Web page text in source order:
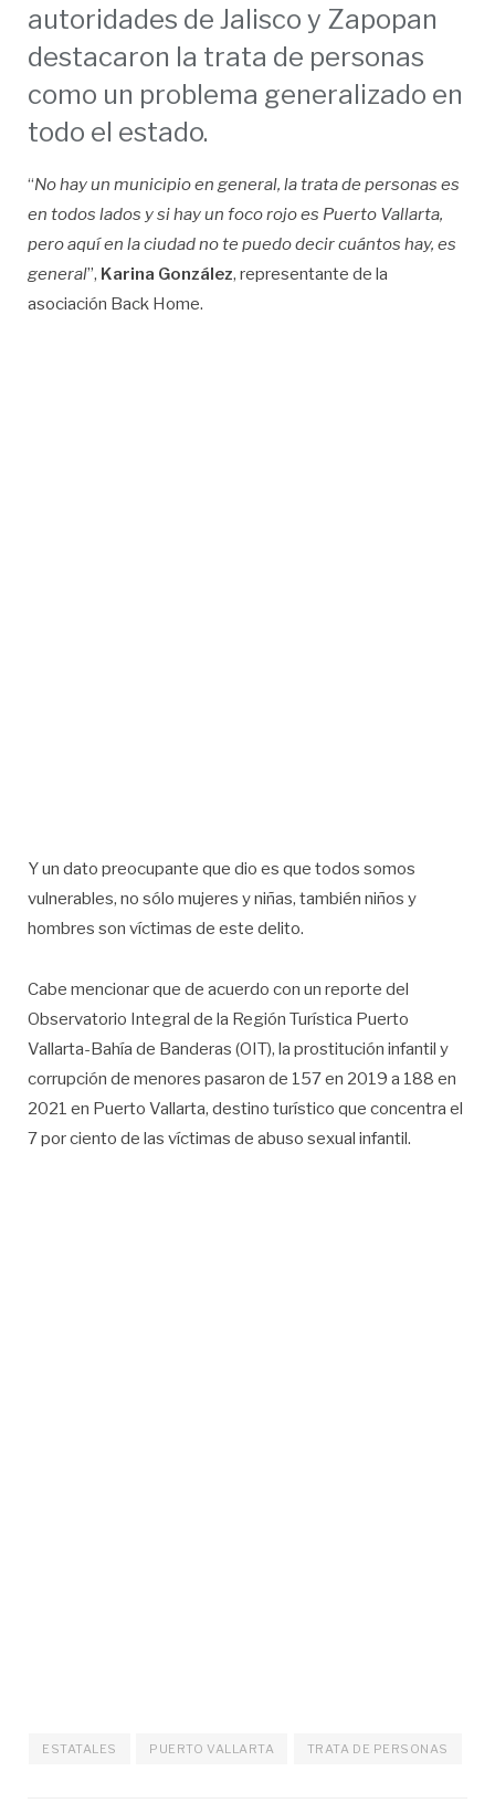
autoridades de Jalisco y Zapopan
destacaron la trata de personas
como un problema generalizado en
todo el estado.
“No hay un municipio en general, la trata de personas es
en todos lados y si hay un foco rojo es Puerto Vallarta,
pero aquí en la ciudad no te puedo decir cuántos hay, es
general”, Karina González, representante de la
asociación Back Home.
Y un dato preocupante que dio es que todos somos
vulnerables, no sólo mujeres y niñas, también niños y
hombres son víctimas de este delito.
Cabe mencionar que de acuerdo con un reporte del
Observatorio Integral de la Región Turística Puerto
Vallarta-Bahía de Banderas (OIT), la prostitución infantil y
corrupción de menores pasaron de 157 en 2019 a 188 en
2021 en Puerto Vallarta, destino turístico que concentra el
7 por ciento de las víctimas de abuso sexual infantil.
ESTATALES PUERTO VALLARTA TRATA DE PERSONAS